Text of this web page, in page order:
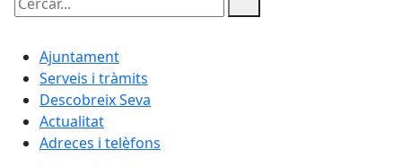
Cercar:
Ajuntament
Serveis i tràmits
Descobreix Seva
Actualitat
Adreces i telèfons